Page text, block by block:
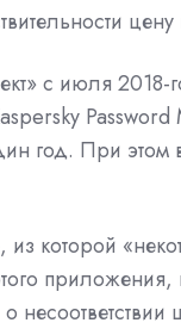
цену
с июля 2018-
Password
год. При этом
которой
приложения,
несоответствии